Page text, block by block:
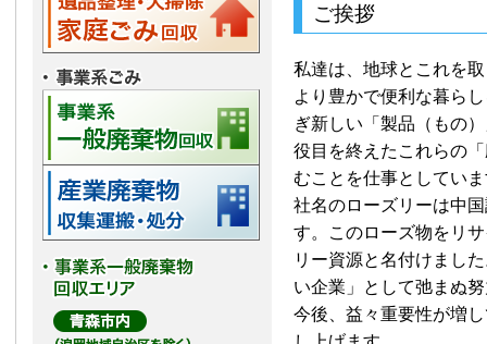
ご挨拶
私達は、地球とこれを
より豊かで便利な暮ら
ぎ新しい「製品（もの
役目を終えたこれらの
むことを仕事としてい
社名のローズリーは中
す。このローズ物をリ
リー資源と名付けまし
い企業」として弛まぬ
今後、益々重要性が増